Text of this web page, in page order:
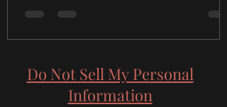
Do Not Sell My Personal
Information